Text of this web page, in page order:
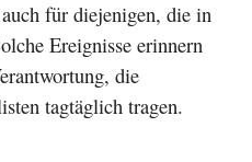
für diejenigen, die in
Ereignisse erinnern
die
tagtäglich tragen.